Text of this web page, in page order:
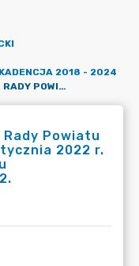
KADENCJA 2018 - 2024
UCHWAŁA NR XLIII/290/2022 RADY POWIATU ZGORZELECKIEGO Z DNIA 27 STYCZNIA 2022 R. W SPRAWIE BUDŻETU POWIATU ZGORZELECKIEGO NA ROK 2022.
Powiatu
2022 r.